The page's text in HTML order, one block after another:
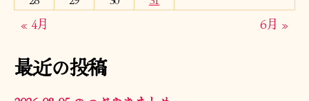
« 4月 6月 »
最近の投稿